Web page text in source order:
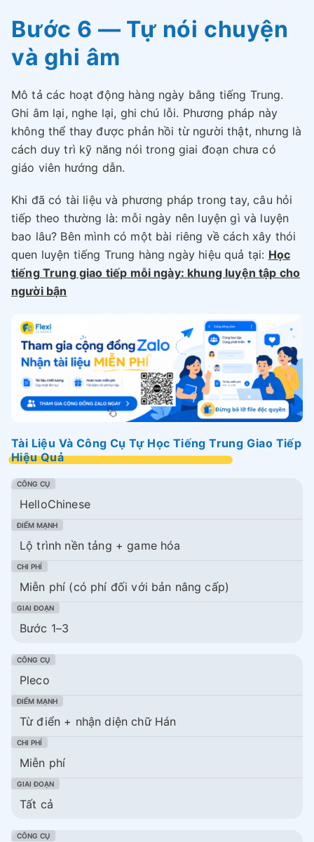
Bước 6 — Tự nói chuyện
và ghi âm
Mô tả các hoạt động hàng ngày bằng tiếng Trung.
Ghi âm lại, nghe lại, ghi chú lỗi. Phương pháp này
không thể thay được phản hồi từ người thật, nhưng là
cách duy trì kỹ năng nói trong giai đoạn chưa có
giáo viên hướng dẫn.
Khi đã có tài liệu và phương pháp trong tay, câu hỏi
tiếp theo thường là: mỗi ngày nên luyện gì và luyện
bao lâu? Bên mình có một bài riêng về cách xây thói
quen luyện tiếng Trung hàng ngày hiệu quả tại: Học
tiếng Trung giao tiếp mỗi ngày: khung luyện tập cho
người bận
Tài Liệu Và Công Cụ Tự Học Tiếng Trung Giao Tiếp
Hiệu Quả
HelloChinese
Lộ trình nền tảng + game hóa
Miễn phí (có phí đối với bản nâng cấp)
Bước 1–3
Pleco
Từ điển + nhận diện chữ Hán
Miễn phí
Tất cả